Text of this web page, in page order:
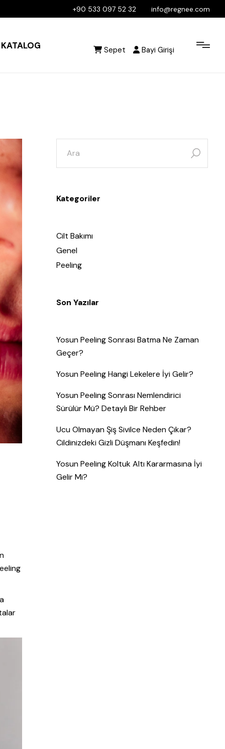
+90 533 097 52 32 info@regnee.com
KATALOG Sepet Bayi Girişi
Kategoriler
Cilt Bakımı
Genel
Peeling
Son Yazılar
Yosun Peeling Sonrası Batma Ne Zaman
Geçer?
Yosun Peeling Hangi Lekelere İyi Gelir?
Yosun Peeling Sonrası Nemlendirici
Sürülür Mü? Detaylı Bir Rehber
Ucu Olmayan Şiş Sivilce Neden Çıkar?
Cildinizdeki Gizli Düşmanı Keşfedin!
Yosun Peeling Koltuk Altı Kararmasına İyi
Gelir Mi?